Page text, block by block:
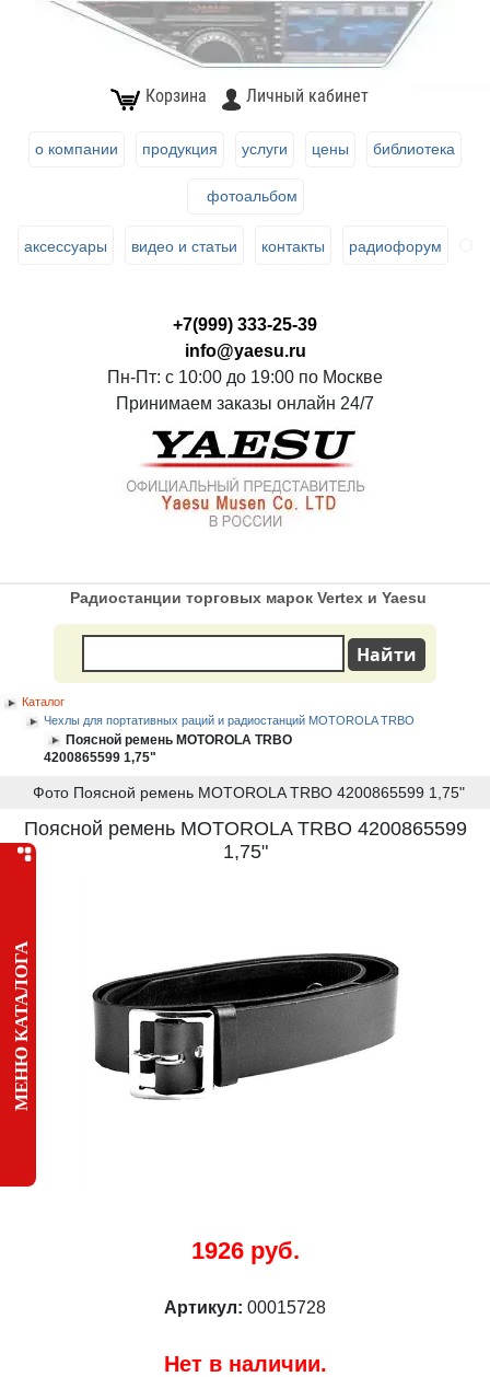
МЕНЮ КАТАЛОГА
Корзина Личный кабинет
о компании продукция услуги цены библиотека
фотоальбом
аксессуары видео и статьи контакты радиофорум
+7(999) 333-25-39
info@yaesu.ru
Пн-Пт: с 10:00 до 19:00 по Москве
Принимаем заказы онлайн 24/7
Радиостанции торговых марок Vertex и Yaesu
Каталог
Чехлы для портативных раций и радиостанций MOTOROLA TRBO
Поясной ремень MOTOROLA TRBO
4200865599 1,75"
Фото Поясной ремень MOTOROLA TRBO 4200865599 1,75"
Поясной ремень MOTOROLA TRBO 4200865599
1,75"
1926 руб.
Артикул: 00015728
Нет в наличии.